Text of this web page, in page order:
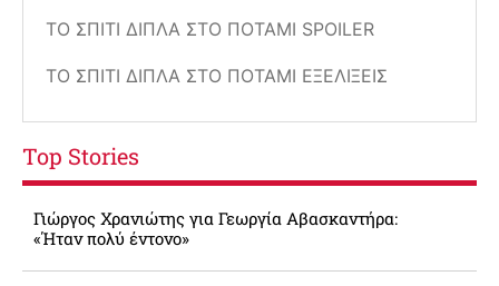
ΤΟ ΣΠΊΤΙ ΔΊΠΛΑ ΣΤΟ ΠΟΤΆΜΙ SPOILER
ΤΟ ΣΠΊΤΙ ΔΊΠΛΑ ΣΤΟ ΠΟΤΆΜΙ ΕΞΕΛΊΞΕΙΣ
Top Stories
Γιώργος Χρανιώτης για Γεωργία Αβασκαντήρα:
«Ήταν πολύ έντονο»